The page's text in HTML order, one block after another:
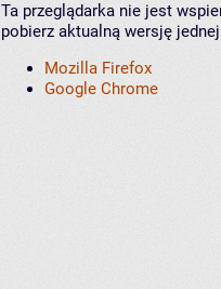
Ta przeglądarka nie jest
pobierz aktualną wersję
Mozilla Firefox
Google Chrome